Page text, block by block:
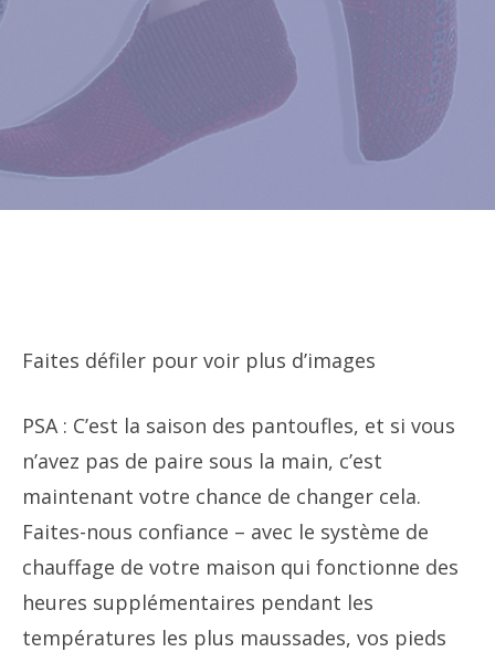
Faites défiler pour voir plus d’images
PSA : C’est la saison des pantoufles, et si vous
n’avez pas de paire sous la main, c’est
maintenant votre chance de changer cela.
Faites-nous confiance – avec le système de
chauffage de votre maison qui fonctionne des
heures supplémentaires pendant les
températures les plus maussades, vos pieds